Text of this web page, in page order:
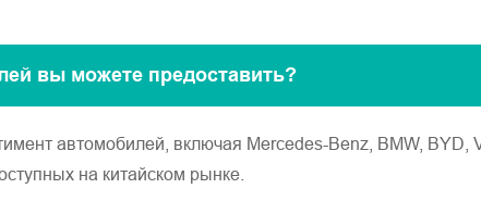
вы можете предоставить?
автомобилей, включая Mercedes-Benz, BMW, BYD,
на китайском рынке.